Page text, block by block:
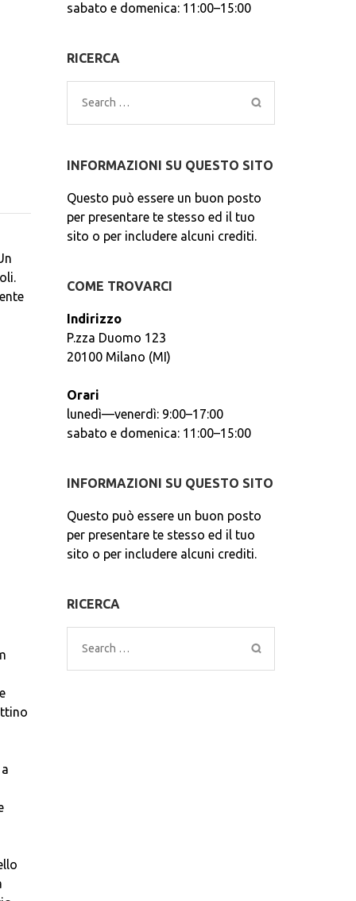
sabato e domenica: 11:00–15:00
RICERCA
Search
for:
INFORMAZIONI SU QUESTO SITO
Questo può essere un buon posto
per presentare te stesso ed il tuo
sito o per includere alcuni crediti.
COME TROVARCI
Indirizzo
P.zza Duomo 123
20100 Milano (MI)
Orari
lunedì—venerdì: 9:00–17:00
sabato e domenica: 11:00–15:00
INFORMAZIONI SU QUESTO SITO
Questo può essere un buon posto
per presentare te stesso ed il tuo
sito o per includere alcuni crediti.
RICERCA
Search
for: